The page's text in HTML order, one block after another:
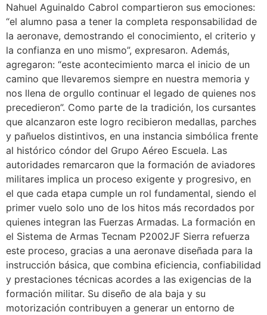
Nahuel Aguinaldo Cabrol compartieron sus emociones:
“el alumno pasa a tener la completa responsabilidad de
la aeronave, demostrando el conocimiento, el criterio y
la confianza en uno mismo”, expresaron. Además,
agregaron: “este acontecimiento marca el inicio de un
camino que llevaremos siempre en nuestra memoria y
nos llena de orgullo continuar el legado de quienes nos
precedieron”. Como parte de la tradición, los cursantes
que alcanzaron este logro recibieron medallas, parches
y pañuelos distintivos, en una instancia simbólica frente
al histórico cóndor del Grupo Aéreo Escuela. Las
autoridades remarcaron que la formación de aviadores
militares implica un proceso exigente y progresivo, en
el que cada etapa cumple un rol fundamental, siendo el
primer vuelo solo uno de los hitos más recordados por
quienes integran las Fuerzas Armadas. La formación en
el Sistema de Armas Tecnam P2002JF Sierra refuerza
este proceso, gracias a una aeronave diseñada para la
instrucción básica, que combina eficiencia, confiabilidad
y prestaciones técnicas acordes a las exigencias de la
formación militar. Su diseño de ala baja y su
motorización contribuyen a generar un entorno de